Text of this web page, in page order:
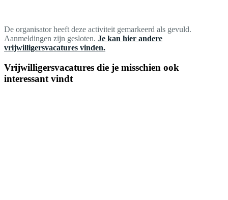
De organisator heeft deze activiteit gemarkeerd als gevuld.
Aanmeldingen zijn gesloten. Je kan hier andere
vrijwilligersvacatures vinden.
Vrijwilligersvacatures die je misschien ook
interessant vindt